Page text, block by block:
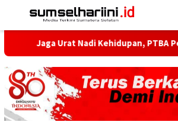
Menu
Mobile
Urat Nadi Kehidupan, PTBA Pertegas